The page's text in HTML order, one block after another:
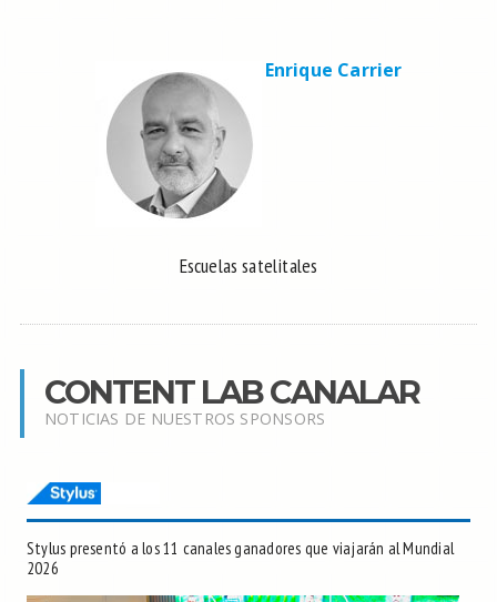
Enrique Carrier
Escuelas satelitales
CONTENT LAB CANALAR
NOTICIAS DE NUESTROS SPONSORS
Stylus presentó a los 11 canales ganadores que viajarán al Mundial
2026